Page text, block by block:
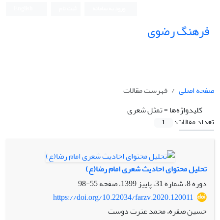
فرهنگ رضوی
صفحه اصلی
فهرست مقالات
کلیدواژه‌ها =تمثل شعری
تعداد مقالات:
1
تحلیل محتوای احادیث شعری امام رضا(ع)
دوره 8، شماره 31، پاییز 1399، صفحه
55-98
https://doi.org/10.22034/farzv.2020.120011
حسین صفره، محمد عترت دوست